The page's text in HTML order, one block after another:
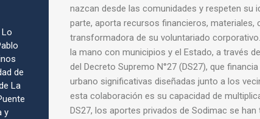
de
La
y
nazcan desde las comunidades y respeten su
parte, aporta recursos financieros, materiales,
transformadora de su voluntariado
la mano con municipios y el Estado, a través
del Decreto Supremo N°27 (DS27), que
urbano significativas diseñadas junto a los
esta colaboración es su capacidad de
DS27, los aportes privados de Sodimac se